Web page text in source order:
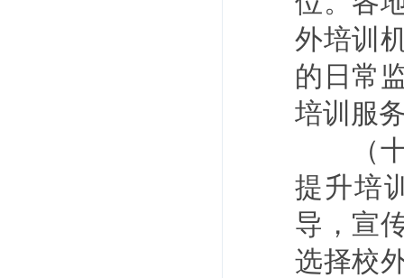
外培训
的日常
培训服
（十
提升培
导，宣
选择校